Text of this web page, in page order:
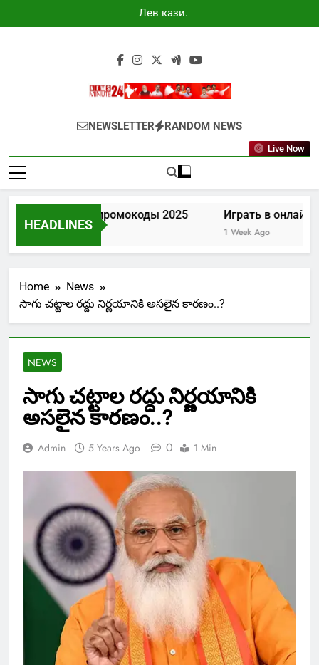
to
Лев казино
промокоды
Newsminute24
Get All Updated Telugu News
NEWSLETTER RANDOM NEWS
Live Now
HEADLINES
Лев казино промокоды 2025
4 Days Ago
Играть в онлайн
1 Week Ago
Home
News
సాగు చట్టాల రద్దు నిర్ణయానికి అసలైన కారణం..?
NEWS
సాగు చట్టాల రద్దు నిర్ణయానికి
అసలైన కారణం..?
Admin 5 Years Ago 0 1 Min